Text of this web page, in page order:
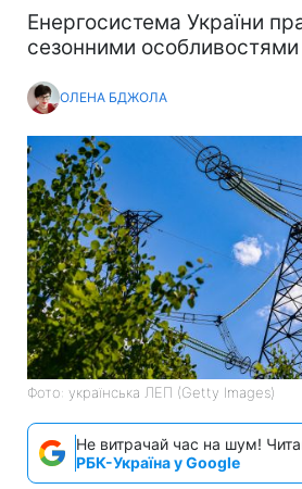
Енергосистема України
сезонними особливостями
ОЛЕНА БДЖОЛА
Фото: українська ЛЕП (Getty Images)
Не витрачай час на шум!
РБК-Україна у Google